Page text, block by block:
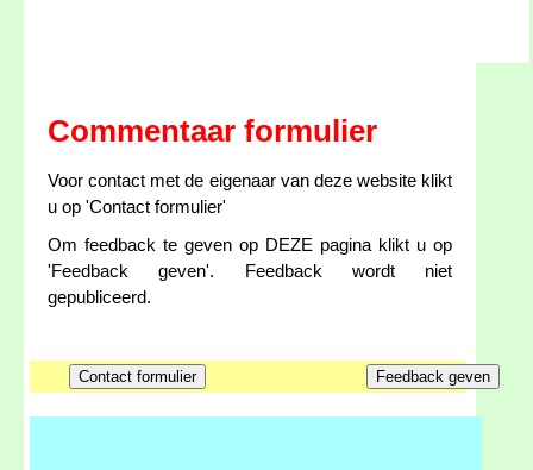
Commentaar formulier
Voor contact met de eigenaar van deze website klikt
u op 'Contact formulier'
Om feedback te geven op DEZE pagina klikt u op
'Feedback geven'. Feedback wordt niet
gepubliceerd.